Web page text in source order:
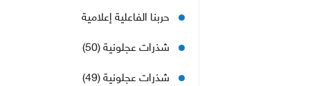
حربنا الفاعلية إعلامية
شذرات عجلونية (50)
شذرات عجلونية (49)